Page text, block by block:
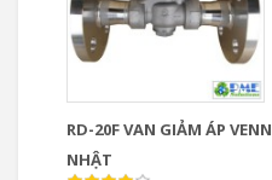
RD-20F VAN GIẢM ÁP VENN
NHẬT